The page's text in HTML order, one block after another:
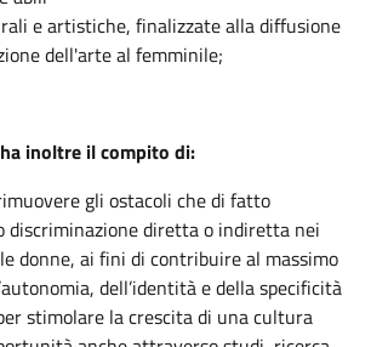
e artistiche, finalizzate alla diffusione
dell'arte al femminile;
inoltre il compito di:
gli ostacoli che di fatto
discriminazione diretta o indiretta nei
donne, ai fini di contribuire al massimo
dell’identità e della specificità
stimolare la crescita di una cultura